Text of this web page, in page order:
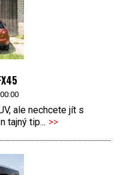
ale nechcete jít s
tajný tip... >>